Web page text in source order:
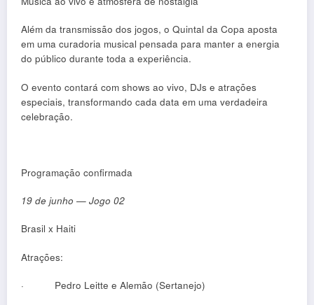
Além da transmissão dos jogos, o Quintal da Copa aposta
em uma curadoria musical pensada para manter a energia
do público durante toda a experiência.
O evento contará com shows ao vivo, DJs e atrações
especiais, transformando cada data em uma verdadeira
celebração.
Programação confirmada
19 de junho — Jogo 02
Brasil x Haiti
Atrações:
· Pedro Leitte e Alemão (Sertanejo)